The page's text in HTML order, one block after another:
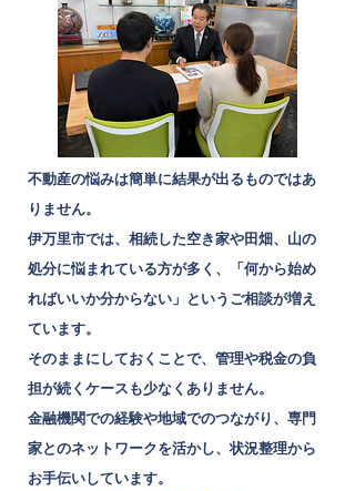
​不動産の悩みは簡単に結果が出るものではあ
りません。
伊万里市では、相続した空き家や田畑、山の
処分に悩まれている方が多く、「何から始め
ればいいか分からない」というご相談が増え
ています。
そのままにしておくことで、管理や税金の負
担が続くケースも少なくありません。
金融機関での経験や地域でのつながり、専門
家とのネットワークを活かし、状況整理から
お手伝いしています。